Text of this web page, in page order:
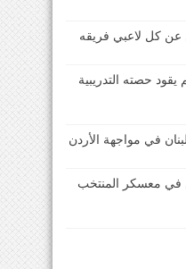
كل لاعبي فريقه
حصته التدريبية
في مواجهة الأردن
في معسكر المنتخب